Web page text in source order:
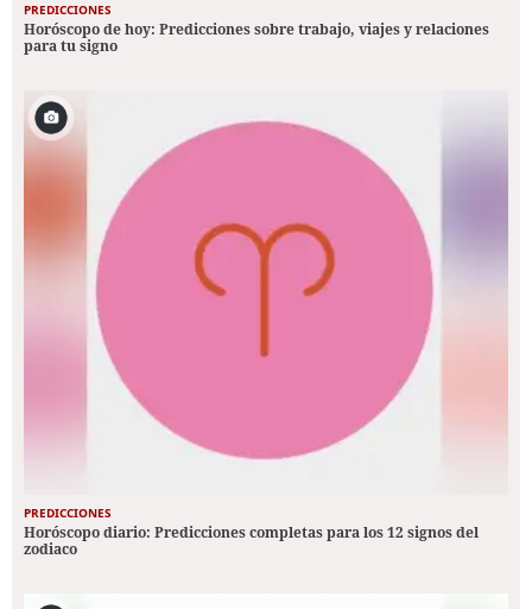
PREDICCIONES
Horóscopo de hoy: Predicciones sobre trabajo, viajes y relaciones
para tu signo
PREDICCIONES
Horóscopo diario: Predicciones completas para los 12 signos del
zodiaco